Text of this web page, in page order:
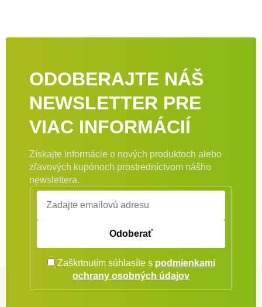
ODOBERAJTE NÁŠ
NEWSLETTER PRE
VIAC INFORMÁCIÍ
Získajte informácie o nových produktoch alebo
zľavových kupónoch prostredníctvom nášho
newslettera.
Odoberať
Zaškrtnutím súhlasíte s podmienkami
ochrany osobných údajov